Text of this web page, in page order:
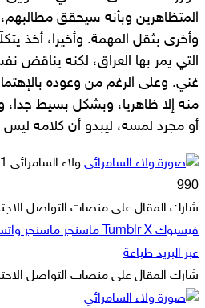
المتظاهرين وبأنه سيحقق
وأخرى بثقل المهمة. وأخيرا، أخذ
التي يمر بها العراق، لكنه يناقض
غني. وعلى الرغم من وعوده
منه إلا ظاهريا، وبشكل بسيط
أو مجرد لمسه، ليبدو أن كلامه
ولاء السامرائي
990
شارك المقال على منصات التواصل
فيسبوك ‫X ماسنجر ماسنجر
عبر البريد طباعة
شارك المقال على منصات التواصل
فيسبوك
‫X
ماسنجر
ماسنجر
واتساب
تيلقرام
ڤايبر
لاين
مشاركة
طباعة